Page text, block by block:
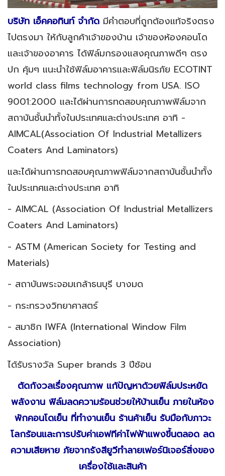
บริษัท เอ็คคอทินท์ จำกัด มีคำตอบที่ถูกต้องแท้จริงตรง
ไปตรงมา ให้กับลูกค้าเจ้าของบ้าน เจ้าของห้องคอนโด
และเจ้าของอาคาร ได้ฟิล์มกรองแสงคุณภาพดีๆ ตรง
ปก คุ้มๆ แนะนำใช้ฟิล์มอาคารและฟิล์มนิรภัย ECOTINT
world class films technology from USA. ISO
9001:2000 และได้ผ่านการทดสอบคุณภาพฟิล์มจาก
สถาบันชั้นนำทั้งในประเทศและต่างประเทศ อาทิ -
AIMCAL(Association Of Industrial Metallizers
Coaters And Laminators)
และได้ผ่านการทดสอบคุณภาพฟิล์มจากสถาบันชั้นนำทั้ง
ในประเทศและต่างประเทศ อาทิ
- AIMCAL (Association Of Industrial Metallizers
Coaters And Laminators)
- ASTM (American Society for Testing and
Materials)
- สถาบันพระจอมเกล้าธนบุรี บางมด
- กระทรวงวิทยาศาสตร์
- สมาชิก IWFA (International Window Film
Association)
ได้รับรางวัล Super brands 3 ปีซ้อน
ตัดกังวลเรื่องคุณภาพ แก้ปัญหาด้วยฟิล์มประหยัด
พลังงาน ฟิล์มลดความร้อนช่วยให้บ้านเย็น ภายในห้อง
พักคอนโดเย็น ที่ทำงานเย็น ร้านค้าเย็น รับมือกับภาวะ
โลกร้อนและการปรับค่าเอฟทีค่าไฟฟ้าแพงขึ้นตลอด ลด
ความเสียหาย ภัยจากรังสียูวีทำลายเฟอร์นิเจอร์สิ่งของ
เครื่องใช้และสินค้า